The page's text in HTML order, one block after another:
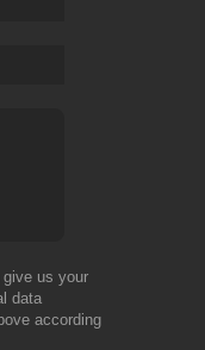
us your
data
according